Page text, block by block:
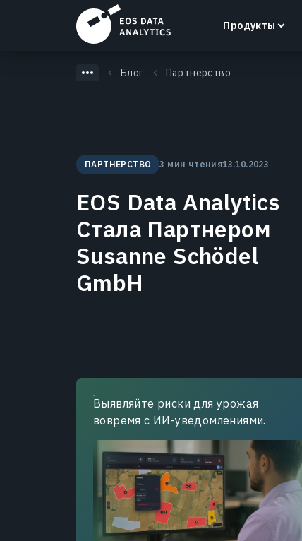
Продукты
Поиск, визуализация и анализ спутниковых
Узнать больше
Блог Партнерство
ПАРТНЕРСТВО 3 мин чтения13.10.2023
EOS Data Analytics
Стала Партнером
Susanne Schödel
GmbH
Выявляйте риски для урожая
вовремя с ИИ-уведомлениями.